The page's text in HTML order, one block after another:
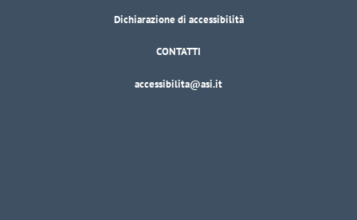
Dichiarazione di accessibilità
CONTATTI
accessibilita@asi.it